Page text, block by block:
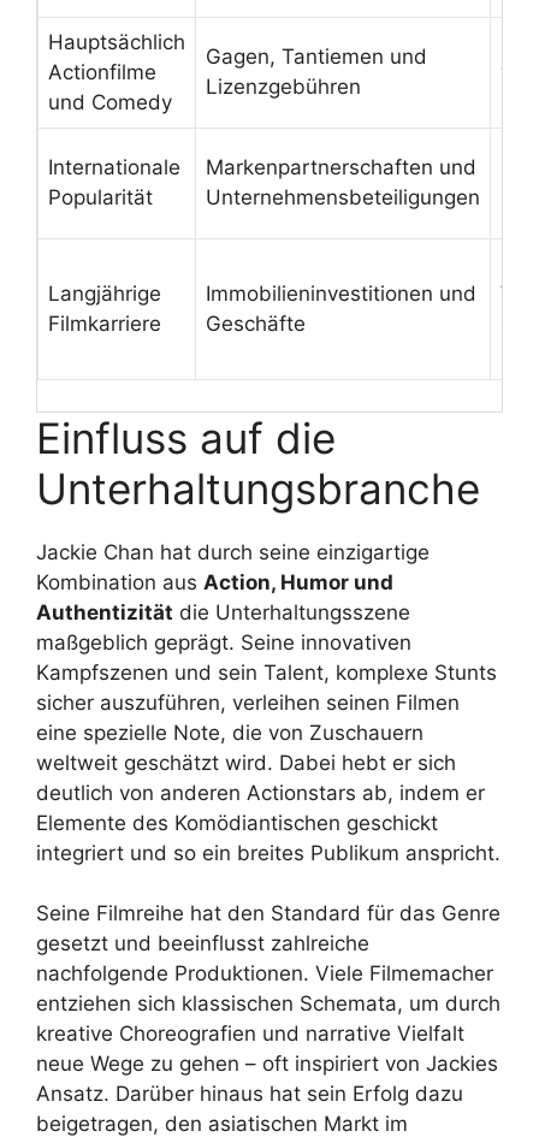
Hauptsächlich
Actionfilme
und Comedy
Gagen, Tantiemen und
Lizenzgebühren
Internationale
Popularität
Markenpartnerschaften und
Unternehmensbeteiligungen
Langjährige
Filmkarriere
Immobilieninvestitionen und
Geschäfte
Einfluss auf die
Unterhaltungsbranche
Jackie Chan hat durch seine einzigartige
Kombination aus Action, Humor und
Authentizität die Unterhaltungsszene
maßgeblich geprägt. Seine innovativen
Kampfszenen und sein Talent, komplexe Stunts
sicher auszuführen, verleihen seinen Filmen
eine spezielle Note, die von Zuschauern
weltweit geschätzt wird. Dabei hebt er sich
deutlich von anderen Actionstars ab, indem er
Elemente des Komödiantischen geschickt
integriert und so ein breites Publikum anspricht.
Seine Filmreihe hat den Standard für das Genre
gesetzt und beeinflusst zahlreiche
nachfolgende Produktionen. Viele Filmemacher
entziehen sich klassischen Schemata, um durch
kreative Choreografien und narrative Vielfalt
neue Wege zu gehen – oft inspiriert von Jackies
Ansatz. Darüber hinaus hat sein Erfolg dazu
beigetragen, den asiatischen Markt im